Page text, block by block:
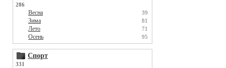
286
Весна 39
Зима 81
Лето 71
Осень 95
Спорт
331